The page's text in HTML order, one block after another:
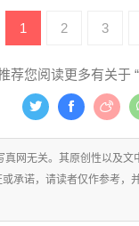
1 2 3
荐您阅读更多有关于 “
网无关。其原创性以及
承诺，请读者仅作参考